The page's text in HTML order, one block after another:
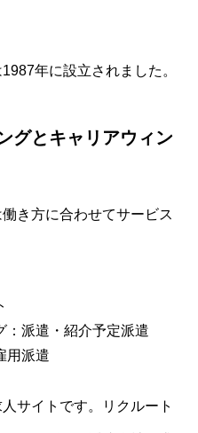
年に設立されました。
グとキャリアウィン
き方に合わせてサービス
：派遣・紹介予定派遣
用派遣
サイトです。リクルート